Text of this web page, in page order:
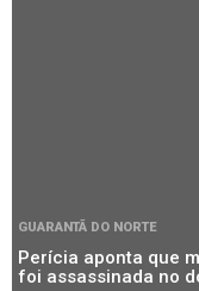
GUARANTÃ DO NORTE
Perícia aponta que
foi assassinada no